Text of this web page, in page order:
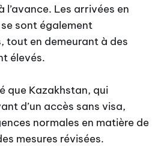
l’avance. Les arrivées en
sont également
tout en demeurant à des
élevés.
que Kazakhstan, qui
d’un accès sans visa,
normales en matière de
mesures révisées.